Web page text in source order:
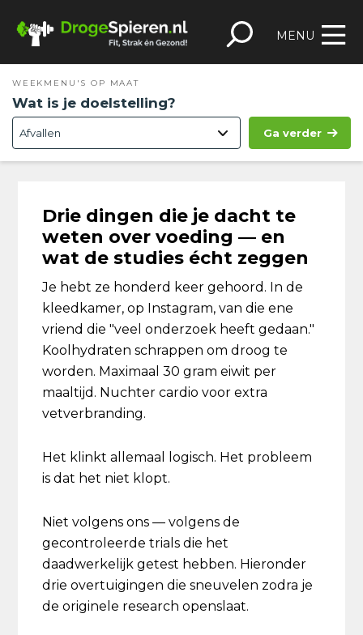
naar
naar
inhoud
naar
sidebar
footer
MENU
WEEKMENU'S OP MAAT
Wat is je doelstelling?
Ga verder
Drie dingen die je dacht te
weten over voeding — en
wat de studies écht zeggen
Je hebt ze honderd keer gehoord. In de
kleedkamer, op Instagram, van die ene
vriend die "veel onderzoek heeft gedaan."
Koolhydraten schrappen om droog te
worden. Maximaal 30 gram eiwit per
maaltijd. Nuchter cardio voor extra
vetverbranding.
Het klinkt allemaal logisch. Het probleem
is dat het niet klopt.
Niet volgens ons — volgens de
gecontroleerde trials die het
daadwerkelijk getest hebben. Hieronder
drie overtuigingen die sneuvelen zodra je
de originele research openslaat.